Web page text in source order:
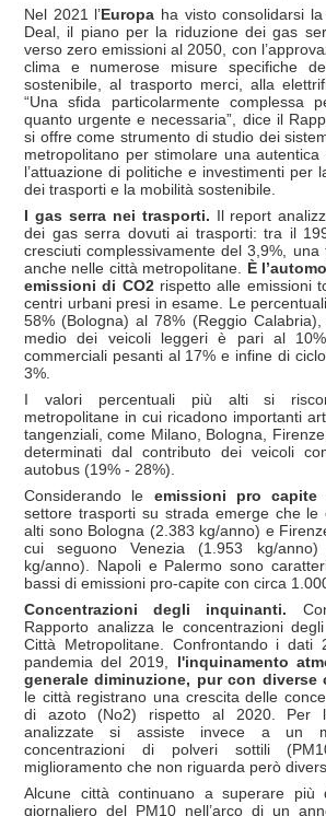
Nel 2021 l’Europa ha visto consolidarsi
Deal, il piano per la riduzione dei gas
verso zero emissioni al 2050, con
clima e numerose misure specifiche
sostenibile, al trasporto merci, alla
“Una sfida particolarmente complessa
quanto urgente e necessaria”, dice il
si offre come strumento di studio dei
metropolitano per stimolare una autentica
l’attuazione di politiche e investimenti per
dei trasporti e la mobilità sostenibile.
I gas serra nei trasporti. Il report
dei gas serra dovuti ai trasporti: tra il
cresciuti complessivamente del 3,9%, una
anche nelle città metropolitane. È
emissioni di CO2rispetto alle emissioni
centri urbani presi in esame. Le
58% (Bologna) al 78% (Reggio
medio dei veicoli leggeri è pari al
commerciali pesanti al 17% e infine di
3%.
I valori percentuali più alti si
metropolitane in cui ricadono importanti
tangenziali, come Milano, Bologna,
determinati dal contributo dei veicoli
autobus (19% - 28%).
Considerando le emissioni pro capite
settore trasporti su strada emerge che
alti sono Bologna (2.383 kg/anno) e
cui seguono Venezia (1.953 kg/
kg/anno). Napoli e Palermo sono
bassi di emissioni pro-capite con circa
Concentrazioni degli inquinanti.
Rapporto analizza le concentrazioni
Città Metropolitane. Confrontando i dati
pandemia del 2019, l'inquinamento
generale diminuzione, pur con diverse
le città registrano una crescita delle
di azoto (No2) rispetto al 2020. Per
analizzate si assiste invece a un
concentrazioni di polveri sottili
miglioramento che non riguarda però
Alcune città continuano a superare
giornaliero del PM10 nell’arco di un